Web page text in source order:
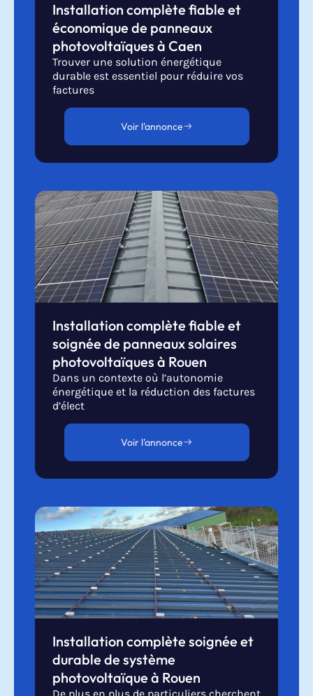
Installation complète fiable et
économique de panneaux
photovoltaïques à Caen
Trouver une solution énergétique
durable est essentiel pour réduire vos
factures
Voir l'annonce
Installation complète fiable et
soignée de panneaux solaires
photovoltaïques à Rouen
Dans un contexte où l’autonomie
énergétique et la réduction des factures
d’élect
Voir l'annonce
Installation complète soignée et
durable de système
photovoltaïque à Rouen